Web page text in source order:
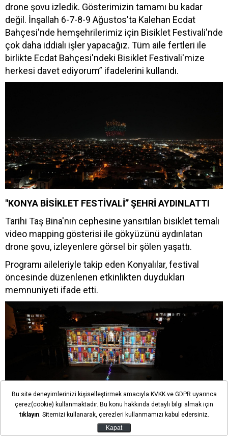
drone şovu izledik. Gösterimizin tamamı bu kadar
değil. İnşallah 6-7-8-9 Ağustos'ta Kalehan Ecdat
Bahçesi'nde hemşehrilerimiz için Bisiklet Festivali'nde
çok daha iddialı işler yapacağız. Tüm aile fertleri ile
birlikte Ecdat Bahçesi'ndeki Bisiklet Festivali'mize
herkesi davet ediyorum” ifadelerini kullandı.
"KONYA BİSİKLET FESTİVALİ” ŞEHRİ AYDINLATTI
Tarihi Taş Bina'nın cephesine yansıtılan bisiklet temalı
video mapping gösterisi ile gökyüzünü aydınlatan
drone şovu, izleyenlere görsel bir şölen yaşattı.
Programı aileleriyle takip eden Konyalılar, festival
öncesinde düzenlenen etkinlikten duydukları
memnuniyeti ifade etti.
Kalehan Ecdat Bahçesi'nde 6-7-8-9 Ağustos'ta
Bu site deneyimlerinizi kişiselleştirmek amacıyla KVKK ve GDPR uyarınca
çerez(cookie) kullanmaktadır. Bu konu hakkında detaylı bilgi almak için
tıklayın. Sitemizi kullanarak, çerezleri kullanmamızı kabul edersiniz.
Kapat